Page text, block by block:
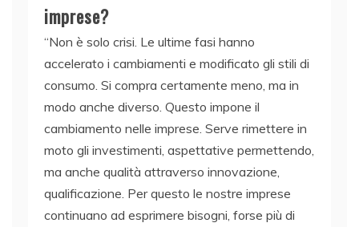
imprese?
“Non è solo crisi. Le ultime fasi hanno
accelerato i cambiamenti e modificato gli stili di
consumo. Si compra certamente meno, ma in
modo anche diverso. Questo impone il
cambiamento nelle imprese. Serve rimettere in
moto gli investimenti, aspettative permettendo,
ma anche qualità attraverso innovazione,
qualificazione. Per questo le nostre imprese
continuano ad esprimere bisogni, forse più di